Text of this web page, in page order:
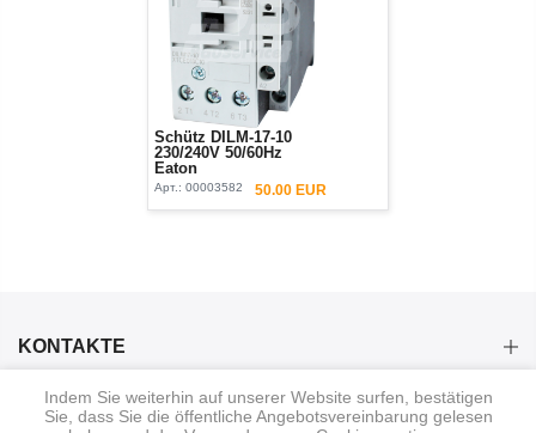
Schütz DILM-17-10
230/240V 50/60Hz
Eaton
Арт.:00003582 50.00 EUR
KONTAKTE
KATEGORIEN
Indem Sie weiterhin auf unserer Website surfen, bestätigen
Sie, dass Sie die öffentliche Angebotsvereinbarung gelesen